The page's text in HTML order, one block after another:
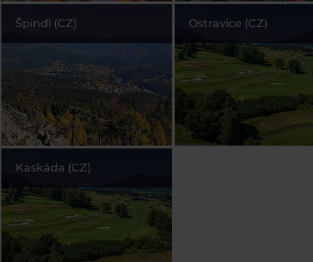
Špindl (CZ) Ostravice (CZ)
Kaskáda (CZ)